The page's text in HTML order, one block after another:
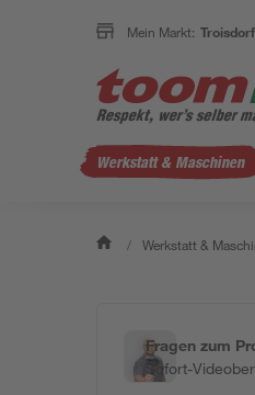
Mein Markt: Troisdorf
Werkstatt & Maschinen
/ Werkstatt &
Fragen zum
Sofort-